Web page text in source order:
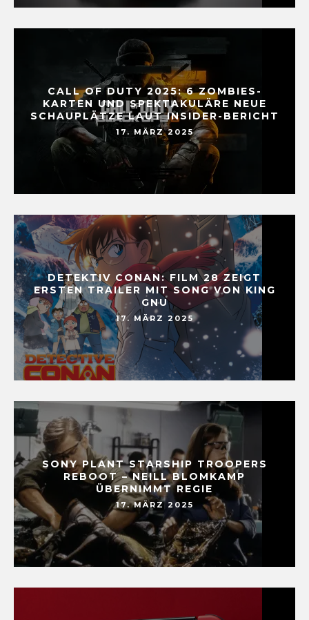
CALL OF DUTY 2025: 6 ZOMBIES-
KARTEN UND SPEKTAKULÄRE NEUE
SCHAUPLÄTZE LAUT INSIDER-BERICHT
17. MÄRZ 2025
DETEKTIV CONAN: FILM 28 ZEIGT
ERSTEN TRAILER MIT SONG VON KING
GNU
17. MÄRZ 2025
SONY PLANT STARSHIP TROOPERS
REBOOT – NEILL BLOMKAMP
ÜBERNIMMT REGIE
17. MÄRZ 2025